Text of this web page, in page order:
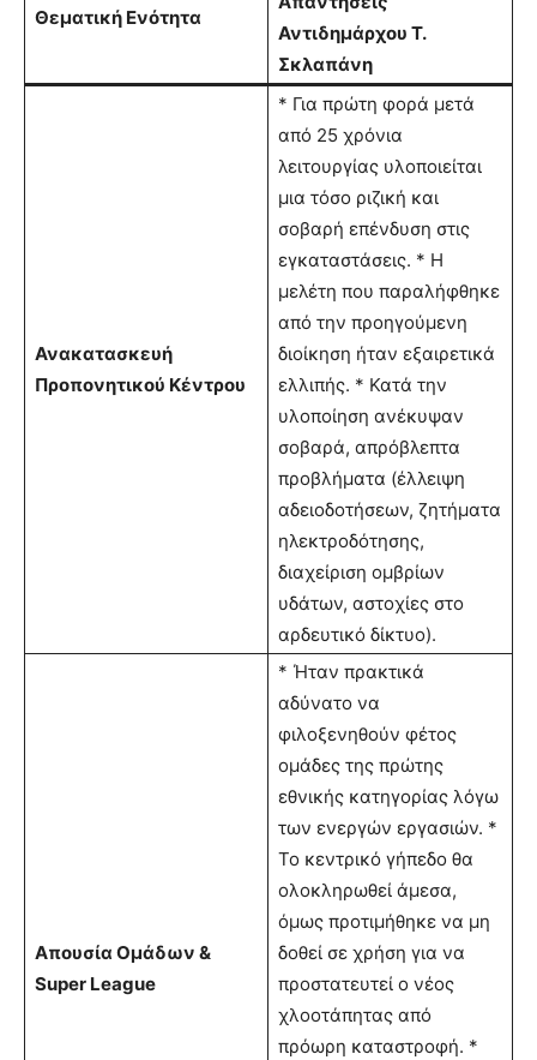
Θεματική Ενότητα
Αντιδημάρχου Τ.
Σκλαπάνη
Ανακατασκευή
Προπονητικού Κέντρου
* Για πρώτη φορά μετά
από 25 χρόνια
λειτουργίας υλοποιείται
μια τόσο ριζική και
σοβαρή επένδυση στις
εγκαταστάσεις. * Η
μελέτη που παραλήφθηκε
από την προηγούμενη
διοίκηση ήταν εξαιρετικά
ελλιπής. * Κατά την
υλοποίηση ανέκυψαν
σοβαρά, απρόβλεπτα
προβλήματα (έλλειψη
αδειοδοτήσεων, ζητήματα
ηλεκτροδότησης,
διαχείριση ομβρίων
υδάτων, αστοχίες στο
αρδευτικό δίκτυο).
Απουσία Ομάδων &
Super League
* Ήταν πρακτικά
αδύνατο να
φιλοξενηθούν φέτος
ομάδες της πρώτης
εθνικής κατηγορίας λόγω
των ενεργών εργασιών. *
Το κεντρικό γήπεδο θα
ολοκληρωθεί άμεσα,
όμως προτιμήθηκε να μη
δοθεί σε χρήση για να
προστατευτεί ο νέος
χλοοτάπητας από
πρόωρη καταστροφή. *